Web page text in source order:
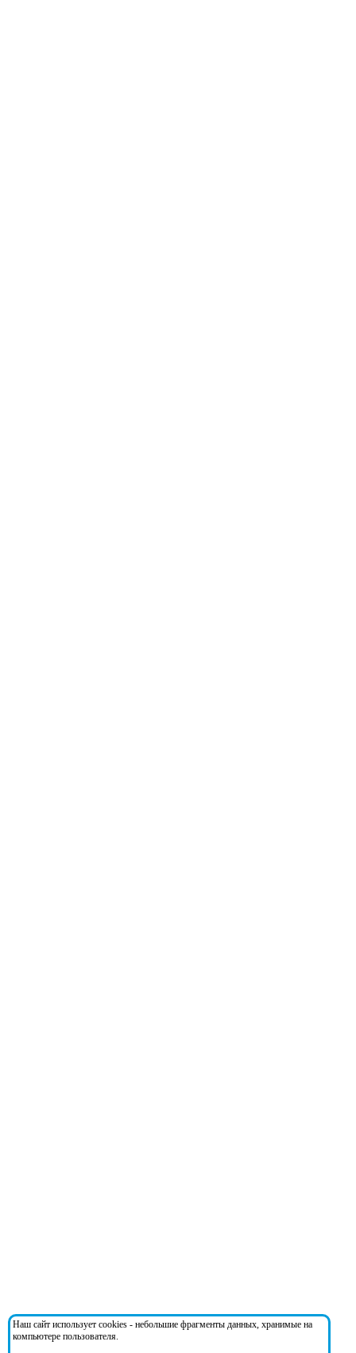
Наш сайт использует cookies - небольшие фрагменты данных, хранимые на
компьютере пользователя.